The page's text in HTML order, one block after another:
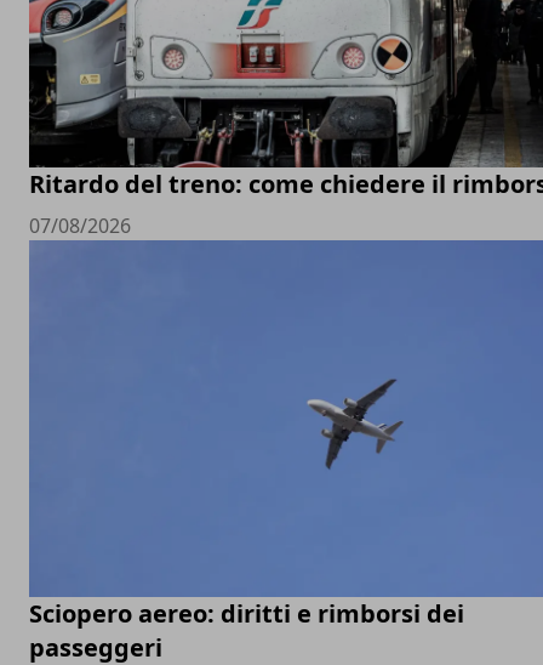
Ritardo del treno: come chiedere il
07/08/2026
Sciopero aereo: diritti e rimborsi dei
passeggeri